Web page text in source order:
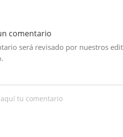
comentario
será revisado por nuestros